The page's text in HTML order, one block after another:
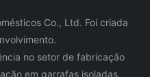
Co., Ltd. Foi criada
no setor de fabricação
em garrafas isoladas,